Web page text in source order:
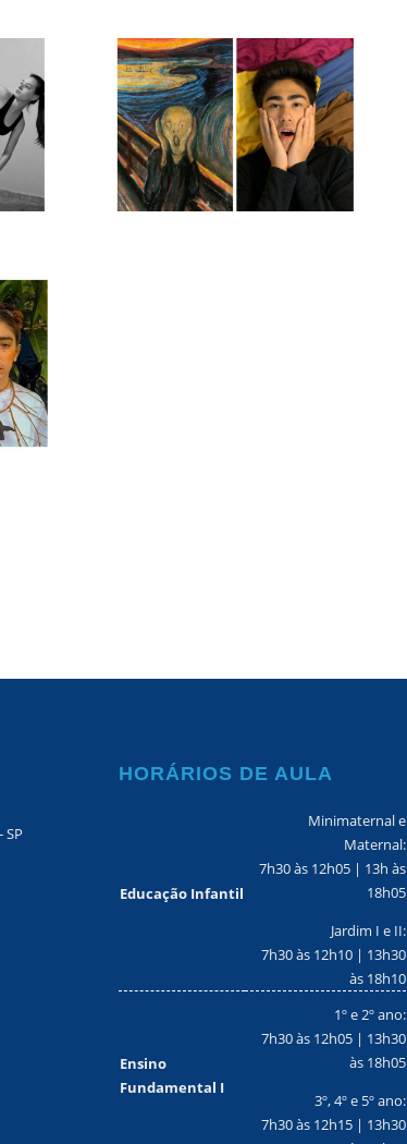
SP
HORÁRIOS DE AULA
Educação Infantil
Minimaternal e
Maternal:
7h30 às 12h05 | 13h às
18h05
Jardim I e II:
7h30 às 12h10 | 13h30
às 18h10
Ensino
Fundamental I
1º e 2º ano:
7h30 às 12h05 | 13h30
às 18h05
3º, 4º e 5º ano:
7h30 às 12h15 | 13h30